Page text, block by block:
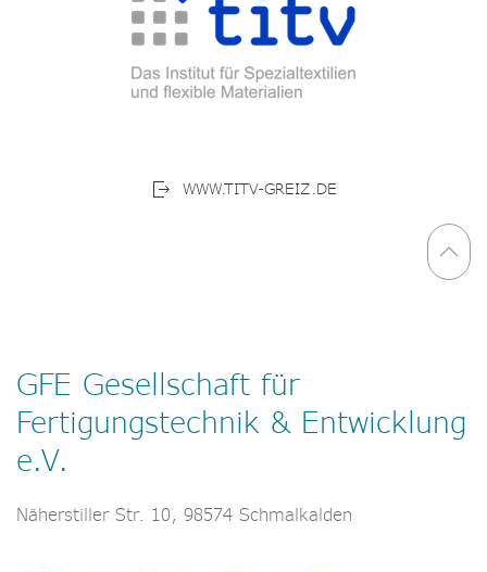
WWW.TITV-GREIZ.DE
GFE Gesellschaft für
Fertigungstechnik & Entwicklung
e.V.
Näherstiller Str. 10, 98574 Schmalkalden